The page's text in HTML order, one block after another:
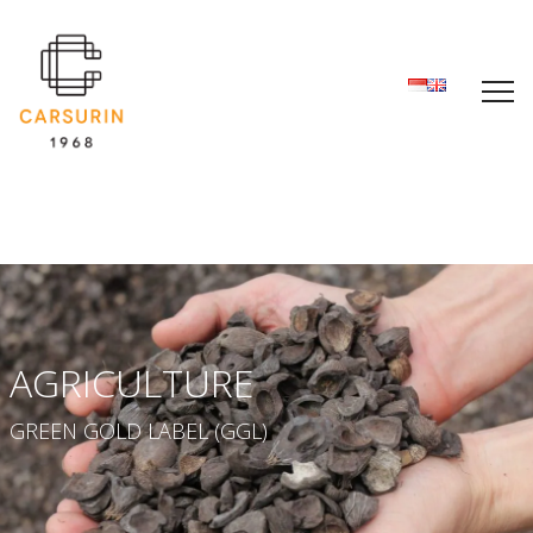
AGRICULTURE
GREEN GOLD LABEL (GGL)